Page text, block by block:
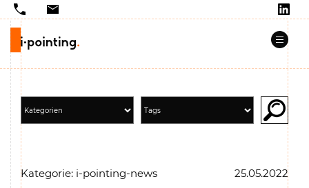
Kategorie: i-pointing-news 25.05.2022